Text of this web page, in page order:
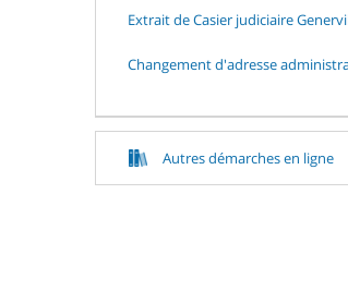
Extrait de Casier judiciaire
Changement d'adresse
Autres démarches en ligne